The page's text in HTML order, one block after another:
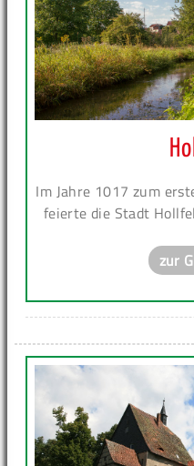
Im Jahre 1017 zum
feierte die Stadt
zur